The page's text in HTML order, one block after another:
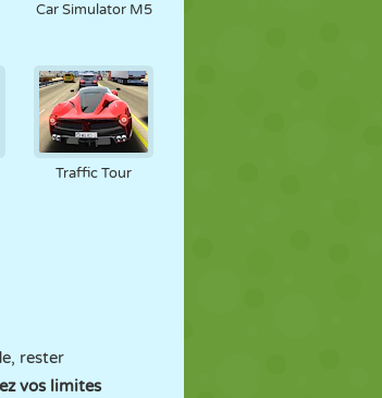
Car Simulator M5
Traffic Tour
rester
vos limites